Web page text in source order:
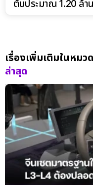
ต้นประมาณ 1.20 ล้า
เรื่องเพิ่มเติมในหมว
ล่าสุด